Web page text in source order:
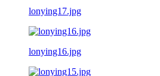
lonying17.jpg
lonying16.jpg